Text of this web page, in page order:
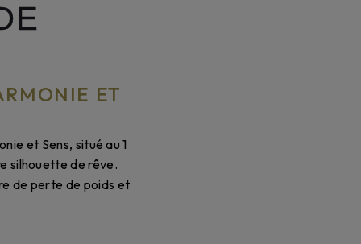
ET
et Sens, situé au 1
silhouette de rêve.
de perte de poids et